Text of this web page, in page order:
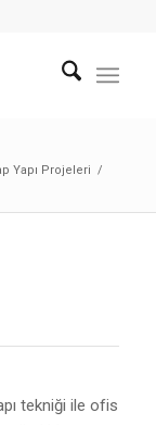
Yapı Projeleri /
tekniği ile ofis